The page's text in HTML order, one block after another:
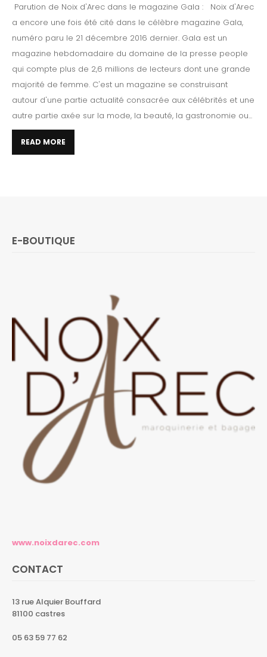
Parution de Noix d'Arec dans le magazine Gala : Noix d'Arec
a encore une fois été cité dans le célèbre magazine Gala,
numéro paru le 21 décembre 2016 dernier. Gala est un
magazine hebdomadaire du domaine de la presse people
qui compte plus de 2,6 millions de lecteurs dont une grande
majorité de femme. C'est un magazine se construisant
autour d'une partie actualité consacrée aux célébrités et une
autre partie axée sur la mode, la beauté, la gastronomie ou...
READ MORE
E-BOUTIQUE
www.noixdarec.com
CONTACT
13 rue Alquier Bouffard
81100 castres
05 63 59 77 62